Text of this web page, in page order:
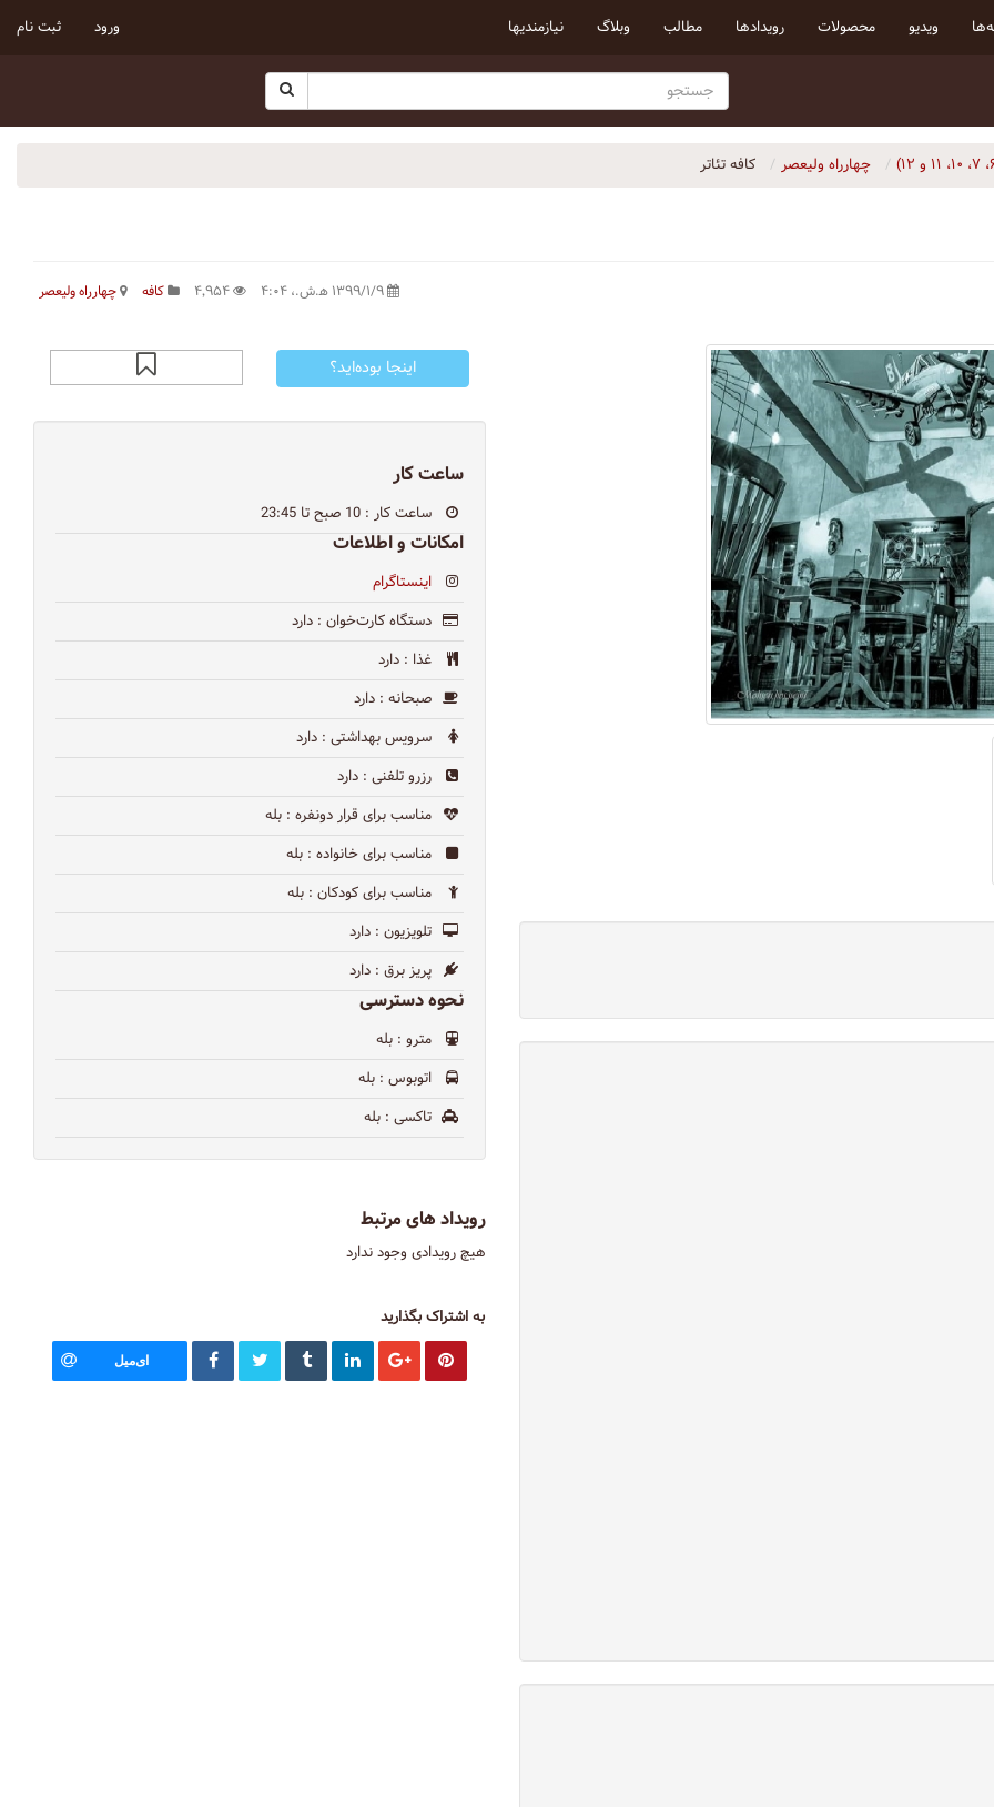
ویدیو محصولات رویداد‌ها مطالب وبلاگ نیازمندیها ورود ثبت نام
چهارراه ولیعصر کافه تئاتر
کافه چهارراه ولیعصر
اینجا بوده‌اید؟
ساعت کار
ساعت کار : 10 صبح تا 23:45
امکانات و اطلاعات
اینستاگرام
دستگاه کارت‌خوان : دارد
غذا : دارد
صبحانه : دارد
سرویس بهداشتی : دارد
رزرو تلفنی : دارد
مناسب برای قرار دونفره : بله
مناسب برای خانواده : بله
مناسب برای کودکان : بله
تلویزیون : دارد
پریز برق : دارد
نحوه دسترسی
مترو : بله
اتوبوس : بله
تاکسی : بله
رویداد های مرتبط
هیچ رویدادی وجود ندارد
به اشتراک بگذارید
ای‌میل